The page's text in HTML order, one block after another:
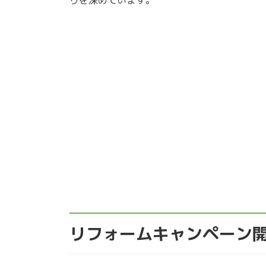
リフォームキャンペーン